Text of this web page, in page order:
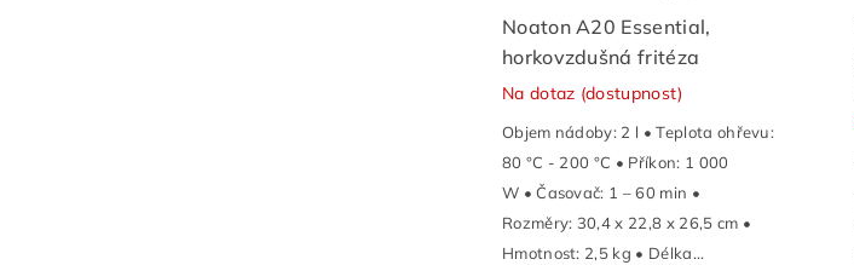
Noaton A20 Essential,
horkovzdušná fritéza
Na dotaz (dostupnost)
Objem nádoby: 2 l • Teplota ohřevu:
80 °C - 200 °C • Příkon: 1 000
W • Časovač: 1 – 60 min •
Rozměry: 30,4 x 22,8 x 26,5 cm •
Hmotnost: 2,5 kg • Délka...